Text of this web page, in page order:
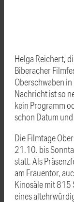
Helga Reichert,
Biberacher
Oberschwaben
Nachricht ist so
kein Programm
schon Datum
Die Filmtage
21.10. bis
statt. Als
am Frauentor,
Kinosäle mit 815
eines